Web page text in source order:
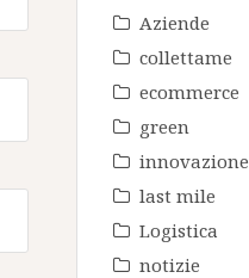
Aziende
collettame
ecommerce
green
innovazione
last mile
Logistica
notizie